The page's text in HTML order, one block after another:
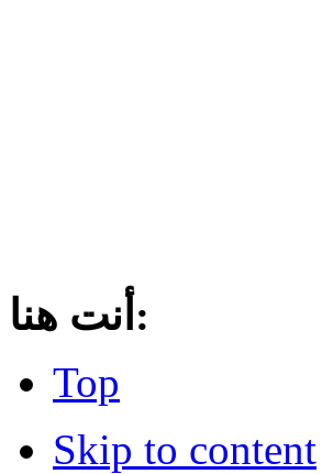
أنت هنا:
Top
Skip to content